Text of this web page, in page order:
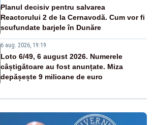
Planul decisiv pentru salvarea
Reactorului 2 de la Cernavodă. Cum vor fi
scufundate barjele în Dunăre
6 aug. 2026, 19:19
Loto 6/49, 6 august 2026. Numerele
câștigătoare au fost anunțate. Miza
depășește 9 milioane de euro